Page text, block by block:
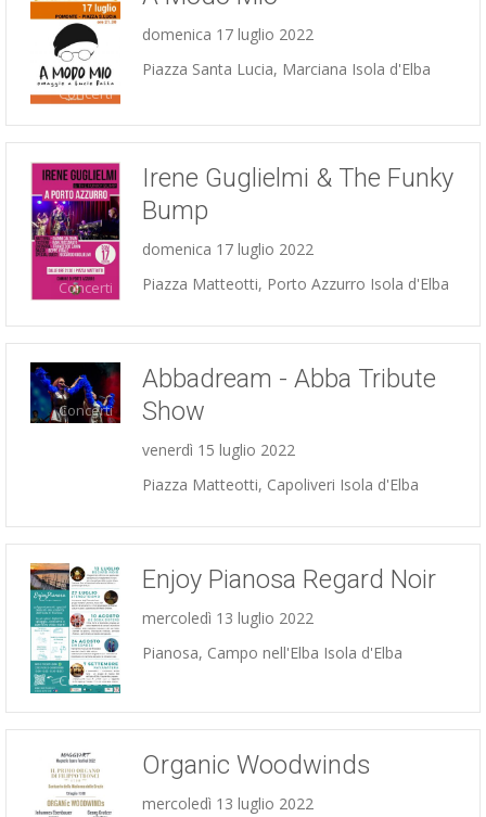
Concerti
domenica 17 luglio 2022
Piazza Santa Lucia, Marciana Isola d'Elba
Concerti
Irene Guglielmi & The Funky
Bump
domenica 17 luglio 2022
Piazza Matteotti, Porto Azzurro Isola d'Elba
Concerti
Abbadream - Abba Tribute
Show
venerdì 15 luglio 2022
Piazza Matteotti, Capoliveri Isola d'Elba
Concerti
Enjoy Pianosa Regard Noir
mercoledì 13 luglio 2022
Pianosa, Campo nell'Elba Isola d'Elba
Organic Woodwinds
mercoledì 13 luglio 2022